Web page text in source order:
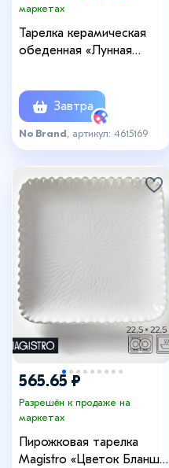
маркетах
Тарелка керамическая
обеденная «Лунная
Завтра
No Brand , артикул: 4615169
565.65 ₽
Разрешён к продаже на
маркетах
Пирожковая тарелка
Magistro «Цветок Бланш»,